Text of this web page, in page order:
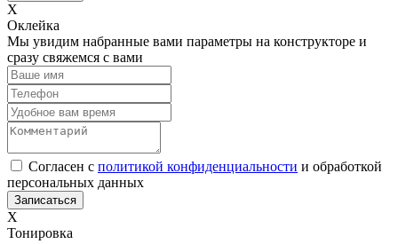
Х
Оклейка
Мы увидим набранные вами параметры на конструкторе и
сразу свяжемся с вами
Согласен с политикой конфиденциальности и обработкой
персональных данных
Х
Тонировка